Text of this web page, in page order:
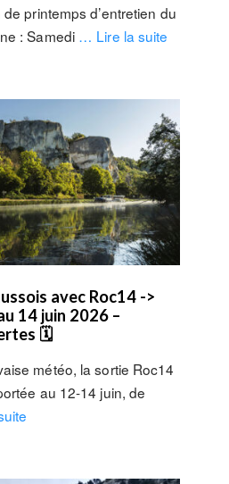
printemps d’entretien du
: Samedi… Lire la suite
avec Roc14 ->
14 juin 2026 –
🗓
météo, la sortie Roc14
au 12-14 juin, de